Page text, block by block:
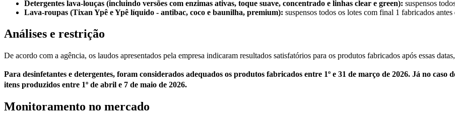
Detergentes lava-louças (incluindo versões com enzimas ativas, toque suave, concentrado e linhas clear e green): suspensos
Lava-roupas (Tixan Ypê e Ypê líquido - antibac, coco e baunilha, premium): suspensos todos os lotes com final 1 fabricados
Análises e restrição
De acordo com a agência, os laudos apresentados pela empresa indicaram resultados satisfatórios para os produtos fabricados após essas
Para desinfetantes e detergentes, foram considerados adequados os produtos fabricados entre 1º e 31 de março de 2026. Já no
itens produzidos entre 1º de abril e 7 de maio de 2026.
Monitoramento no mercado